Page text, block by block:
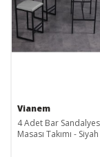
Vianem
4 Adet Bar
Masası Takımı -